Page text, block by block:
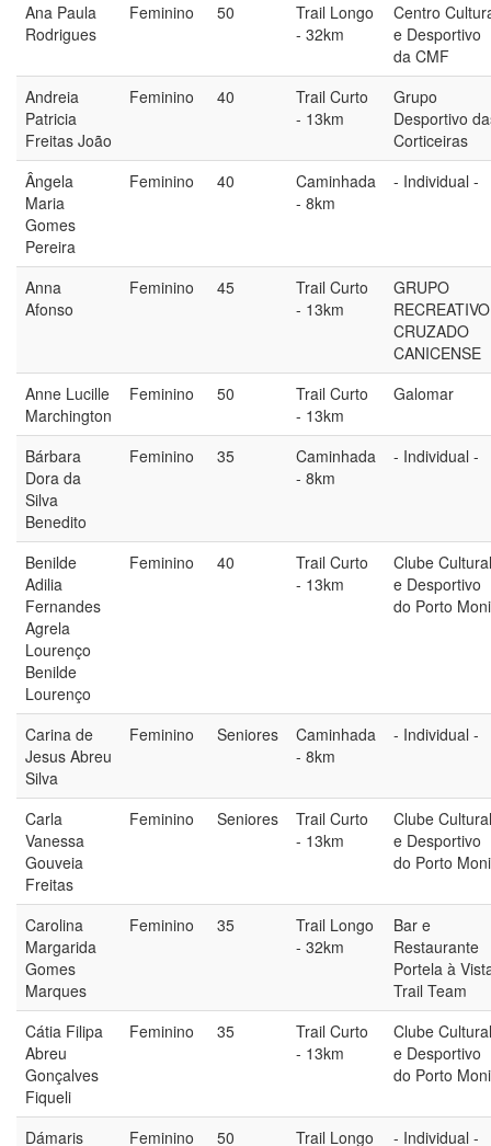
Ana Paula
Rodrigues
Feminino 50
Trail Longo
- 32km
Centro
e Desportivo
da CMF
Andreia
Patricia
Freitas João
Feminino 40
Trail Curto
- 13km
Grupo
Desportivo
Corticeiras
Ângela
Maria
Gomes
Pereira
Feminino 40
Caminhada
- 8km
- Individual -
Anna
Afonso
Feminino 45
Trail Curto
- 13km
GRUPO
RECREATIVO
CRUZADO
CANICENSE
Anne Lucille
Marchington
Feminino 50
Trail Curto
- 13km
Galomar
Bárbara
Dora da
Silva
Benedito
Feminino 35
Caminhada
- 8km
- Individual -
Benilde
Adilia
Fernandes
Agrela
Lourenço
Benilde
Lourenço
Feminino 40
Trail Curto
- 13km
Clube Cultural
e Desportivo
do Porto
Carina de
Jesus Abreu
Silva
Feminino Seniores
Caminhada
- 8km
- Individual -
Carla
Vanessa
Gouveia
Freitas
Feminino Seniores
Trail Curto
- 13km
Clube Cultural
e Desportivo
do Porto
Carolina
Margarida
Gomes
Marques
Feminino 35
Trail Longo
- 32km
Bar e
Restaurante
Portela à
Trail Team
Cátia Filipa
Abreu
Gonçalves
Fiqueli
Feminino 35
Trail Curto
- 13km
Clube Cultural
e Desportivo
do Porto
Dámaris
Feminino 50
Trail Longo
- Individual -